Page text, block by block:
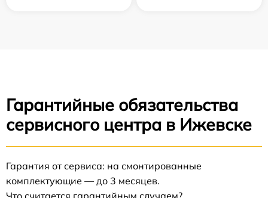
Гарантийные обязательства
сервисного центра в Ижевске
Гарантия от сервиса: на смонтированные
комплектующие — до 3 месяцев.
Что считается гарантийным случаем?